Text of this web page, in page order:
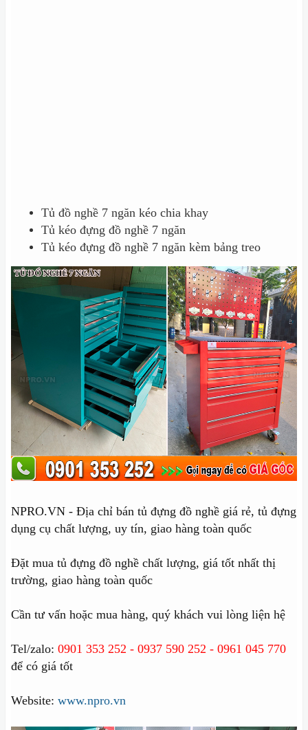
Tủ đồ nghề 7 ngăn kéo chia khay
Tủ kéo đựng đồ nghề 7 ngăn
Tủ kéo đựng đồ nghề 7 ngăn kèm bảng treo
NPRO.VN - Địa chỉ bán tủ đựng đồ nghề giá rẻ, tủ đựng
dụng cụ chất lượng, uy tín, giao hàng toàn quốc
Đặt mua tủ đựng đồ nghề chất lượng, giá tốt nhất thị
trường, giao hàng toàn quốc
Cần tư vấn hoặc mua hàng, quý khách vui lòng liện hệ
Tel/zalo: 0901 353 252 - 0937 590 252 - 0961 045 770
để có giá tốt
Website: www.npro.vn